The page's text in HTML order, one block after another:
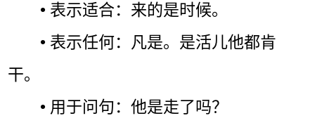
• 表示适合：来的是时候。
• 表示任何：凡是。是活儿他都肯
干。
• 用于问句：他是走了吗？